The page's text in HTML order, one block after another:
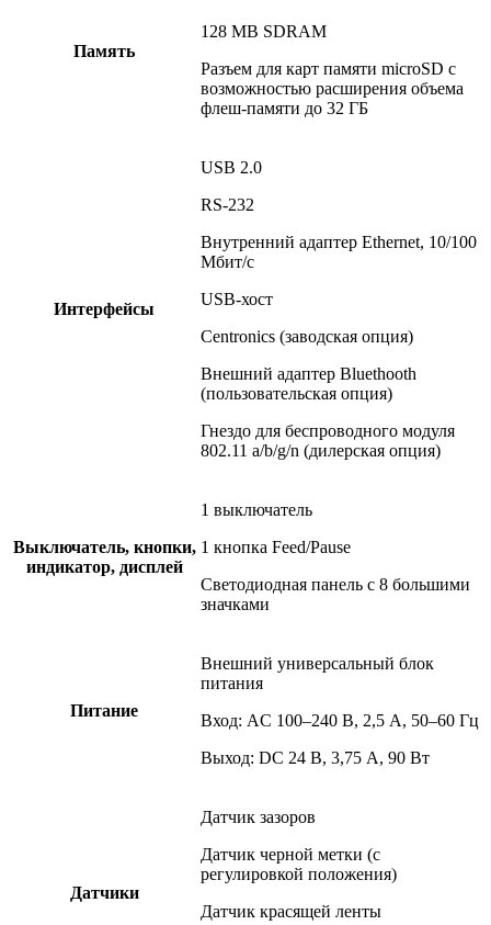
Память
128 MB SDRAM
Разъем для карт памяти microSD с
возможностью расширения объема
флеш-памяти до 32 ГБ
Интерфейсы
USB 2.0
RS-232
Внутренний адаптер Ethernet, 10/100
Мбит/с
USB-хост
Centronics (заводская опция)
Внешний адаптер Bluethooth
(пользовательская опция)
Гнездо для беспроводного модуля
802.11 a/b/g/n (дилерская опция)
Выключатель, кнопки,
индикатор, дисплей
1 выключатель
1 кнопка Feed/Pause
Светодиодная панель с 8 большими
значками
Питание
Внешний универсальный блок
питания
Вход: AC 100–240 В, 2,5 А, 50–60 Гц
Выход: DC 24 В, 3,75 А, 90 Вт
Датчики
Датчик зазоров
Датчик черной метки (с
регулировкой положения)
Датчик красящей ленты